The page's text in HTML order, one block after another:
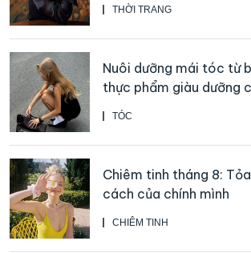
THỜI TRANG
TÓC
Nuôi dưỡng mái tóc từ
thực phẩm giàu dưỡng
CHIÊM TINH
Chiêm tinh tháng 8:
cách của chính mình